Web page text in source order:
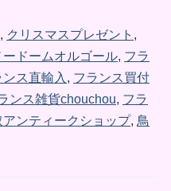
, クリスマスプレゼント ,
ードームオルゴール, フラ
ンス直輸入 , フランス買付
ンス雑貨chouchou, フラ
アンティークショップ, 鳥